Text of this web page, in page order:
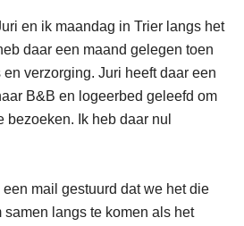
en ik maandag in Trier langs het
daar een maand gelegen toen
verzorging. Juri heeft daar een
B&B en logeerbed geleefd om
bezoeken. Ik heb daar nul
mail gestuurd dat we het die
langs te komen als het